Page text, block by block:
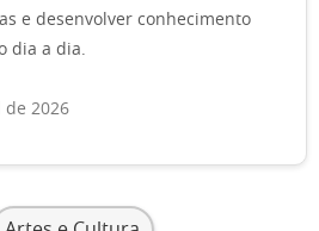
e desenvolver conhecimento
dia a dia.
de 2026